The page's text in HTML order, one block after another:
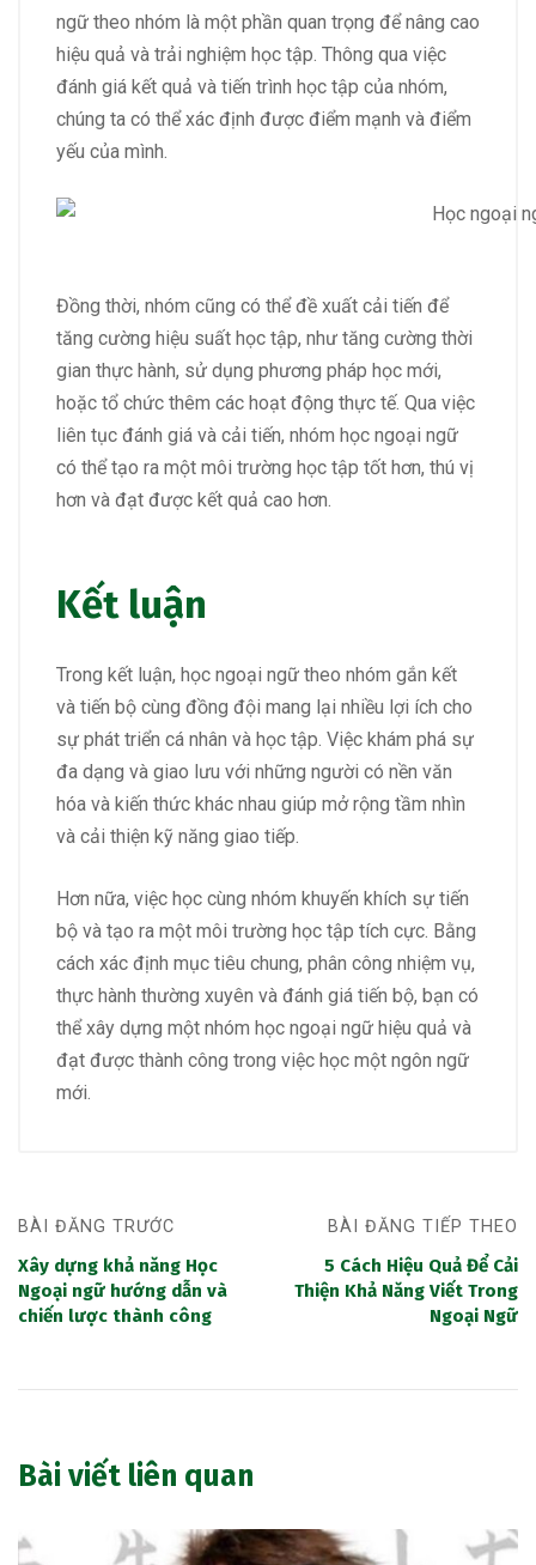
ngữ theo nhóm là một phần quan trọng để nâng cao
hiệu quả và trải nghiệm học tập. Thông qua việc
đánh giá kết quả và tiến trình học tập của nhóm,
chúng ta có thể xác định được điểm mạnh và điểm
yếu của mình.
Đồng thời, nhóm cũng có thể đề xuất cải tiến để
tăng cường hiệu suất học tập, như tăng cường thời
gian thực hành, sử dụng phương pháp học mới,
hoặc tổ chức thêm các hoạt động thực tế. Qua việc
liên tục đánh giá và cải tiến, nhóm học ngoại ngữ
có thể tạo ra một môi trường học tập tốt hơn, thú vị
hơn và đạt được kết quả cao hơn.
Kết luận
Trong kết luận, học ngoại ngữ theo nhóm gắn kết
và tiến bộ cùng đồng đội mang lại nhiều lợi ích cho
sự phát triển cá nhân và học tập. Việc khám phá sự
đa dạng và giao lưu với những người có nền văn
hóa và kiến thức khác nhau giúp mở rộng tầm nhìn
và cải thiện kỹ năng giao tiếp.
Hơn nữa, việc học cùng nhóm khuyến khích sự tiến
bộ và tạo ra một môi trường học tập tích cực. Bằng
cách xác định mục tiêu chung, phân công nhiệm vụ,
thực hành thường xuyên và đánh giá tiến bộ, bạn có
thể xây dựng một nhóm học ngoại ngữ hiệu quả và
đạt được thành công trong việc học một ngôn ngữ
mới.
BÀI ĐĂNG TRƯỚC
Xây dựng khả năng Học
Ngoại ngữ hướng dẫn và
chiến lược thành công
BÀI ĐĂNG TIẾP THEO
5 Cách Hiệu Quả Để Cải
Thiện Khả Năng Viết Trong
Ngoại Ngữ
Bài viết liên quan